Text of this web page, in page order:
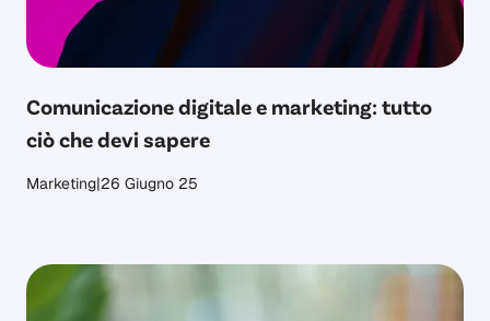
Comunicazione digitale e marketing: tutto
ciò che devi sapere
Marketing|26 Giugno 25